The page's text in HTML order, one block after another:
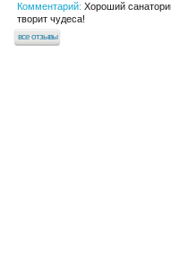
Комментарий: Хороший
творит чудеса!
все отзывы